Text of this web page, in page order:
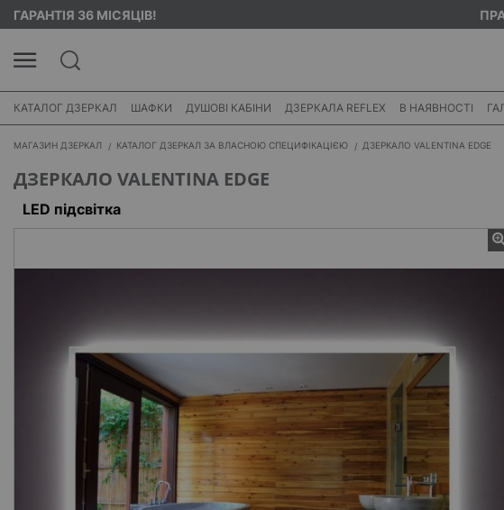
ГАРАНТІЯ 36 МІСЯЦІВ!
КАТАЛОГ ДЗЕРКАЛ ШАФКИ ДУШОВІ КАБІНИ ДЗЕРКАЛА REFLEX В НАЯВНОСТІ
МАГАЗИН ДЗЕРКАЛ КАТАЛОГ ДЗЕРКАЛ ЗА ВЛАСНОЮ СПЕЦИФІКАЦІЄЮ ДЗЕРКАЛО VALENTINA EDGE
ДЗЕРКАЛО VALENTINA EDGE
LED підсвітка